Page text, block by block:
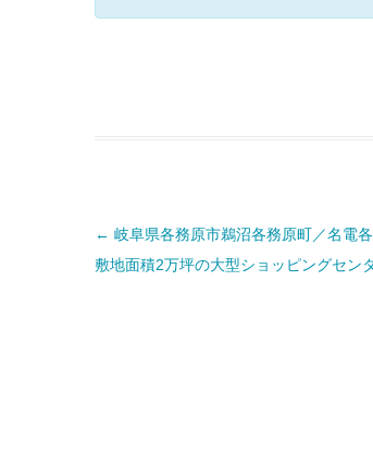
稿
ナ
ビ
← 岐阜県各務原市鵜沼各務原町／名電
敷地面積2万坪の大型ショッピングセン